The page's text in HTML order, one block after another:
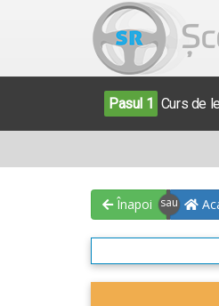
Pasul 1 Curs de
Înapoi